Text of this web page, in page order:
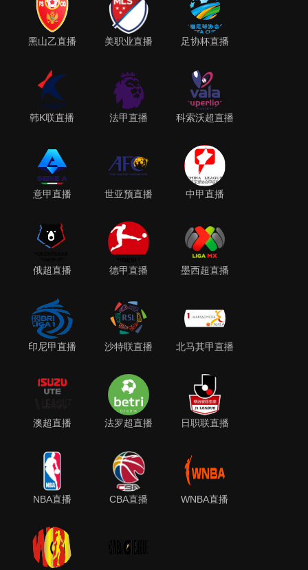
黑山乙直播 美职业直播 足协杯直播
韩K联直播 法甲直播 科索沃超直播
意甲直播 世亚预直播 中甲直播
俄超直播 德甲直播 墨西超直播
印尼甲直播 沙特联直播 北马其甲直播
澳超直播 法罗超直播 日职联直播
NBA直播 CBA直播 WNBA直播